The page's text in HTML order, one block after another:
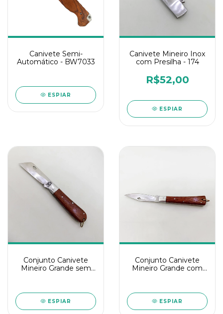
Canivete Semi-
Automático - BW7033
ESPIAR
Canivete Mineiro Inox
com Presilha - 174
R$52,00
ESPIAR
Conjunto Canivete
Mineiro Grande sem
ESPIAR
Conjunto Canivete
Mineiro Grande com
ESPIAR